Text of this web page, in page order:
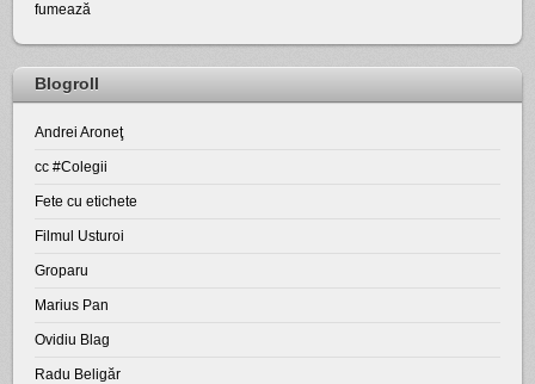
fumează
Blogroll
Andrei Aroneţ
cc #Colegii
Fete cu etichete
Filmul Usturoi
Groparu
Marius Pan
Ovidiu Blag
Radu Beligăr